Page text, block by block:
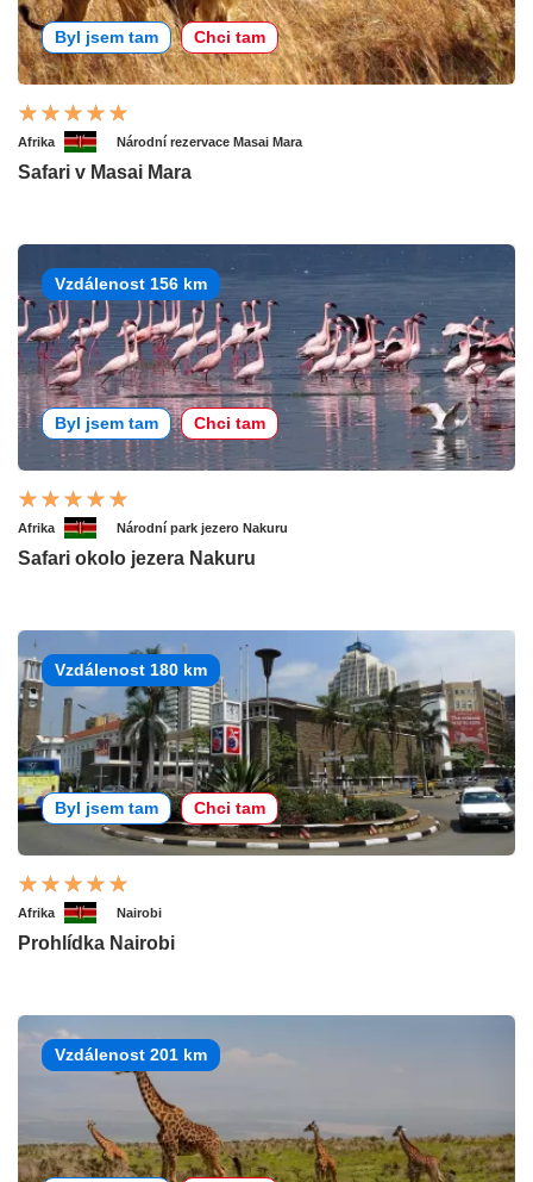
Byl jsem tam Chci tam
Afrika Národní rezervace Masai Mara
Safari v Masai Mara
Vzdálenost 156 km
Byl jsem tam Chci tam
Afrika Národní park jezero Nakuru
Safari okolo jezera Nakuru
Vzdálenost 180 km
Byl jsem tam Chci tam
Afrika Nairobi
Prohlídka Nairobi
Vzdálenost 201 km